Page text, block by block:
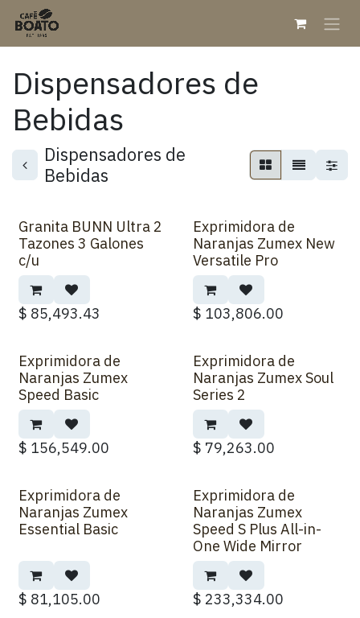
Ir al contenido
Dispensadores de
Bebidas
Dispensadores de
Bebidas
Sobre Pedido
Granita BUNN Ultra 2
Tazones 3 Galones
c/u
$ 85,493.43
Sobre Pedido
Exprimidora de
Naranjas Zumex New
Versatile Pro
$ 103,806.00
Sobre Pedido
Exprimidora de
Naranjas Zumex
Speed Basic
$ 156,549.00
Exprimidora de
Naranjas Zumex Soul
Series 2
$ 79,263.00
Sobre Pedido
Exprimidora de
Naranjas Zumex
Essential Basic
$ 81,105.00
Exprimidora de
Naranjas Zumex
Speed S Plus All-in-
One Wide Mirror
$ 233,334.00